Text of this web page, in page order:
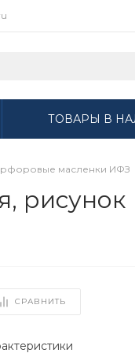
ТОВАРЫ В
масленки ИФЗ
СРАВНИТЬ